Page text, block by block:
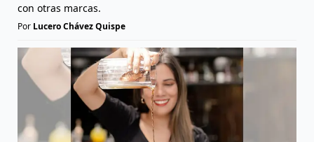
con otras marcas.
Por Lucero Chávez Quispe